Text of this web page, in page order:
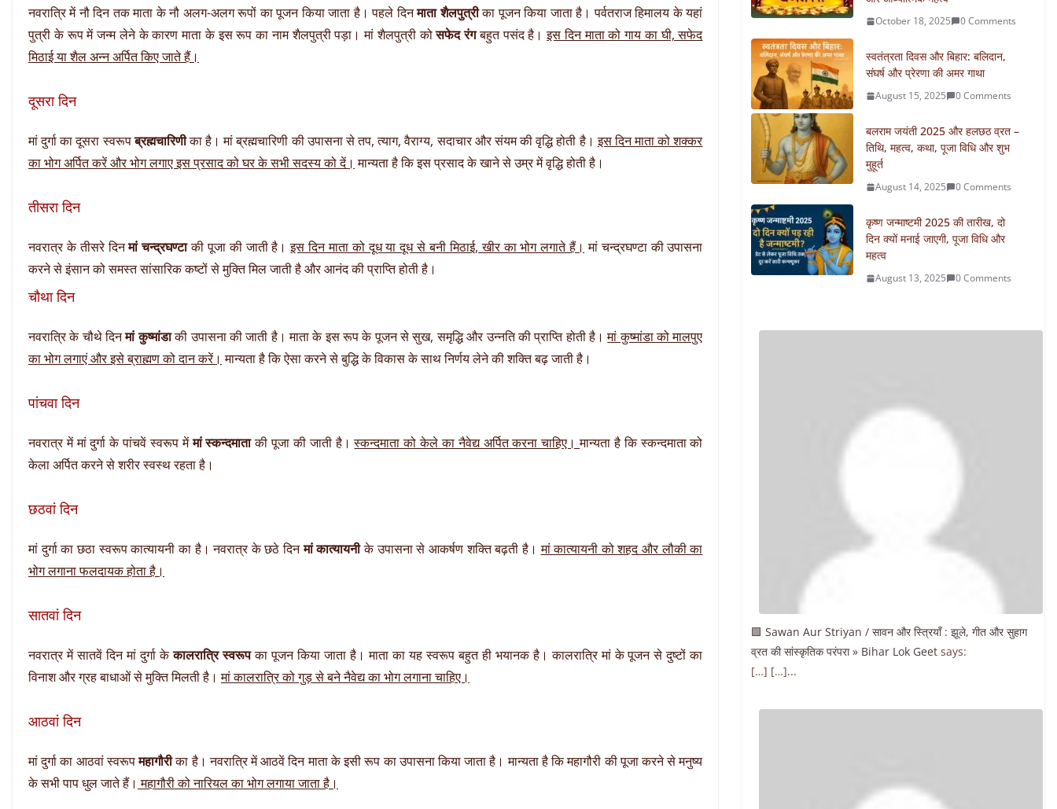
नवरात्रि में नौ दिन तक माता के नौ अलग-अलग रूपों का पूजन किया जाता है। पहले दिनमाता शैलपुत्रीका पूजन किया जाता है। पर्वतराज हिमालय के यहां
पुत्री के रूप में जन्म लेने के कारण माता के इस रूप का नाम शैलपुत्री पड़ा। मां शैलपुत्री कोसफेद रंगबहुत पसंद है।इस दिन माता को गाय का घी, सफेद
मिठाई या शैल अन्न अर्पित किए जाते हैं।
दूसरा दिन
मां दुर्गा का दूसरा स्वरूपब्रह्मचारिणीका है। मां ब्रह्मचारिणी की उपासना से तप, त्याग, वैराग्य, सदाचार और संयम की वृद्धि होती है।इस दिन माता को शक्कर
का भोग अर्पित करें और भोग लगाए इस प्रसाद को घर के सभी सदस्य को दें। मान्यता है कि इस प्रसाद के खाने से उम्र में वृद्धि होती है।
तीसरा दिन
नवरात्र के तीसरे दिनमां चन्द्रघण्टाकी पूजा की जाती है।इस दिन माता को दूध या दूध से बनी मिठाई, खीर का भोग लगाते हैं। मां चन्द्रघण्टा की उपासना
करने से इंसान को समस्त सांसारिक कष्टों से मुक्ति मिल जाती है और आनंद की प्राप्ति होती है।
चौथा दिन
नवरात्रि के चौथे दिनमां कुष्मांडाकी उपासना की जाती है। माता के इस रूप के पूजन से सुख, समृद्धि और उन्नति की प्राप्ति होती है।मां कुष्मांडा को मालपुए
का भोग लगाएं और इसे ब्राह्मण को दान करें। मान्यता है कि ऐसा करने से बुद्धि के विकास के साथ निर्णय लेने की शक्ति बढ़ जाती है।
पांचवा दिन
नवरात्र में मां दुर्गा के पांचवें स्वरूप मेंमां स्कन्दमाताकी पूजा की जाती है।स्कन्दमाता को केले का नैवेद्य अर्पित करना चाहिए।मान्यता है कि स्कन्दमाता को
केला अर्पित करने से शरीर स्वस्थ रहता है।
छठवां दिन
मां दुर्गा का छठा स्वरूप कात्यायनी का है। नवरात्र के छठे दिनमां कात्यायनीके उपासना से आकर्षण शक्ति बढ़ती है।मां कात्यायनी को शहद और लौकी का
भोग लगाना फलदायक होता है।
सातवां दिन
नवरात्र में सातवें दिन मां दुर्गा केकालरात्रि स्वरूपका पूजन किया जाता है। माता का यह स्वरूप बहुत ही भयानक है। कालरात्रि मां के पूजन से दुष्टों का
विनाश और ग्रह बाधाओं से मुक्ति मिलती है।मां कालरात्रि को गुड़ से बने नैवेद्य का भोग लगाना चाहिए।
आठवां दिन
मां दुर्गा का आठवां स्वरूपमहागौरीका है। नवरात्रि में आठवें दिन माता के इसी रूप का उपासना किया जाता है। मान्यता है कि महागौरी की पूजा करने से मनुष्य
के सभी पाप धुल जाते हैं। महागौरी को नारियल का भोग लगाया जाता है।
October 18, 2025 0 Comments
स्वतंत्रता दिवस और बिहार: बलिदान,
संघर्ष और प्रेरणा की अमर गाथा
August 15, 2025 0 Comments
बलराम जयंती 2025 और हलछठ व्रत –
तिथि, महत्व, कथा, पूजा विधि और शुभ
मुहूर्त
August 14, 2025 0 Comments
कृष्ण जन्माष्टमी 2025 की तारीख, दो
दिन क्यों मनाई जाएगी, पूजा विधि और
महत्व
August 13, 2025 0 Comments
🟩 Sawan Aur Striyan / सावन और स्त्रियाँ : झूले, गीत और सुहाग
व्रत की सांस्कृतिक परंपरा » Bihar Lok Geet says:
[…] […]...